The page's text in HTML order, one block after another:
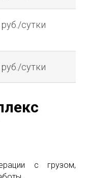
сутки
сутки
с грузом,